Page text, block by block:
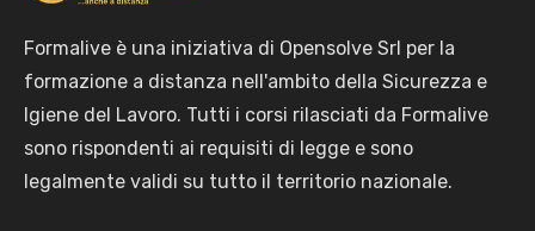
Formalive è una iniziativa di Opensolve Srl per la
formazione a distanza nell'ambito della Sicurezza e
Igiene del Lavoro. Tutti i corsi rilasciati da Formalive
sono rispondenti ai requisiti di legge e sono
legalmente validi su tutto il territorio nazionale.